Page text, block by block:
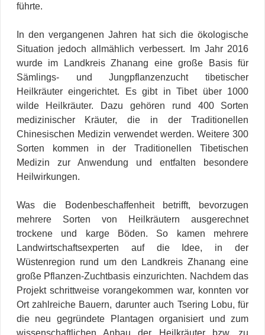
führte.
In den vergangenen Jahren hat sich die ökologische
Situation jedoch allmählich verbessert. Im Jahr 2016
wurde im Landkreis Zhanang eine große Basis für
Sämlings- und Jungpflanzenzucht tibetischer
Heilkräuter eingerichtet. Es gibt in Tibet über 1000
wilde Heilkräuter. Dazu gehören rund 400 Sorten
medizinischer Kräuter, die in der Traditionellen
Chinesischen Medizin verwendet werden. Weitere 300
Sorten kommen in der Traditionellen Tibetischen
Medizin zur Anwendung und entfalten besondere
Heilwirkungen.
Was die Bodenbeschaffenheit betrifft, bevorzugen
mehrere Sorten von Heilkräutern ausgerechnet
trockene und karge Böden. So kamen mehrere
Landwirtschaftsexperten auf die Idee, in der
Wüstenregion rund um den Landkreis Zhanang eine
große Pflanzen-Zuchtbasis einzurichten. Nachdem das
Projekt schrittweise vorangekommen war, konnten vor
Ort zahlreiche Bauern, darunter auch Tsering Lobu, für
die neu gegründete Plantagen organisiert und zum
wissenschaftlichen Anbau der Heilkräuter bzw. zu